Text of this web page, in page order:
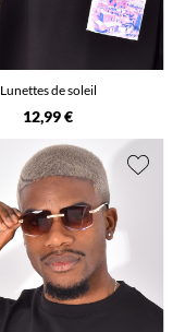
Lunettes de soleil
12,99 €